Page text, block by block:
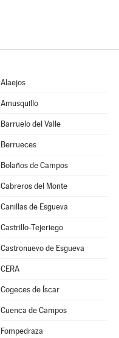
Alaejos
Amusquillo
Barruelo del Valle
Berrueces
Bolaños de Campos
Cabreros del Monte
Canillas de Esgueva
Castrillo-Tejeriego
Castronuevo de Esgueva
CERA
Cogeces de Íscar
Cuenca de Campos
Fompedraza